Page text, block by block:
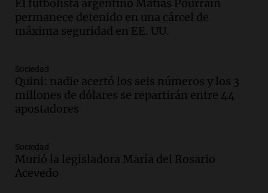
recuerdo del paso de Juan Pablo II: "Te
traspasaba con la mirada"
Amamos los Domingos
Audio.
un imperdible cordobés para los
amantes de la astronomía
Amamos los Domingos
la historia del club de Irlanda
revolucionado por hinchas argentinos
Amamos los Domingos
El futbolista argentino Matías Pourrain
permanece detenido en una cárcel de
máxima seguridad en EE. UU.
Sociedad
Quini: nadie acertó los seis números y los 3
millones de dólares se repartirán entre 44
apostadores
Sociedad
Murió la legisladora María del Rosario
Acevedo